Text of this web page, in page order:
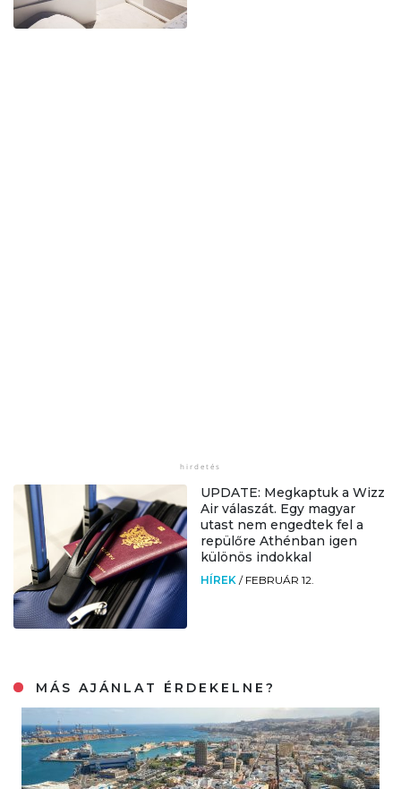
UPDATE: Megkaptuk a Wizz
Air válaszát. Egy magyar
utast nem engedtek fel a
repülőre Athénban igen
különös indokkal
HÍREK / FEBRUÁR 12.
MÁS AJÁNLAT ÉRDEKELNE?